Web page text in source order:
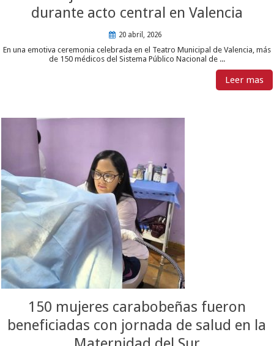
durante acto central en Valencia
20 abril, 2026
En una emotiva ceremonia celebrada en el Teatro Municipal de Valencia, más
de 150 médicos del Sistema Público Nacional de ...
Leer mas
150 mujeres carabobeñas fueron
beneficiadas con jornada de salud en la